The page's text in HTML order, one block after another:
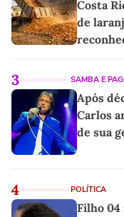
Costa
de
3 SAMBA E
Após
Carlos
de sua
4 POLÍTICA
Filho